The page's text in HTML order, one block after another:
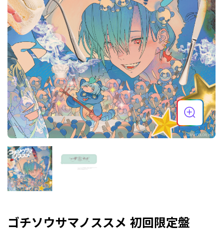
ゴチソウサマノススメ 初回限定盤